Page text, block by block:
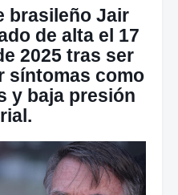
brasileño Jair
de alta el 17
2025 tras ser
síntomas como
y baja presión